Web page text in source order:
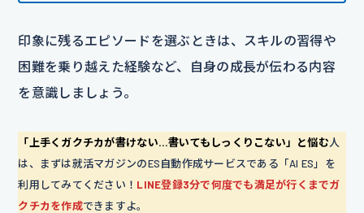
印象に残るエピソードを選ぶときは、スキルの習得や
困難を乗り越えた経験など、自身の成長が伝わる内容
を意識しましょう。
「上手くガクチカが書けない…書いてもしっくりこない」と悩む人
は、まずは就活マガジンのES自動作成サービスである「AI ES」を
利用してみてください！ LINE登録3分で何度でも満足が行くまでガ
クチカを作成できますよ。